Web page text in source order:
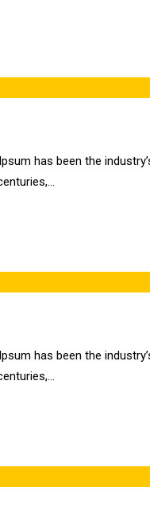
has been the
has been the